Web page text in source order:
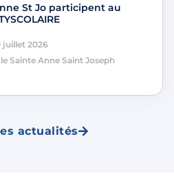
St Jo participent au
juillet 2026
Sainte Anne Saint Joseph
actualités